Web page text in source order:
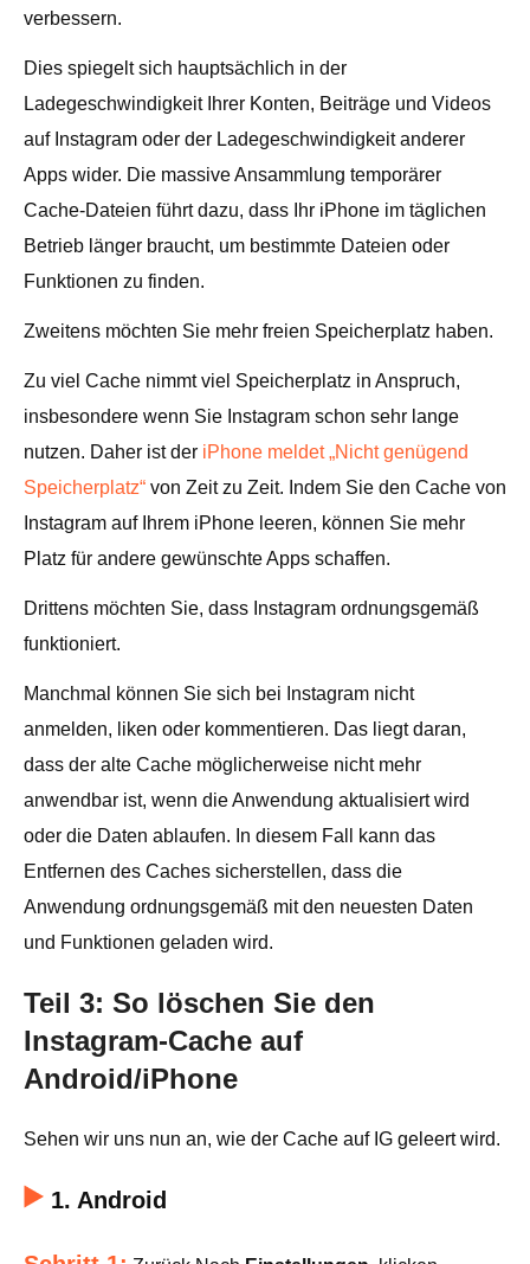
verbessern.
Dies spiegelt sich hauptsächlich in der
Ladegeschwindigkeit Ihrer Konten, Beiträge und Videos
auf Instagram oder der Ladegeschwindigkeit anderer
Apps wider. Die massive Ansammlung temporärer
Cache-Dateien führt dazu, dass Ihr iPhone im täglichen
Betrieb länger braucht, um bestimmte Dateien oder
Funktionen zu finden.
Zweitens möchten Sie mehr freien Speicherplatz haben.
Zu viel Cache nimmt viel Speicherplatz in Anspruch,
insbesondere wenn Sie Instagram schon sehr lange
nutzen. Daher ist der iPhone meldet „Nicht genügend
Speicherplatz“ von Zeit zu Zeit. Indem Sie den Cache von
Instagram auf Ihrem iPhone leeren, können Sie mehr
Platz für andere gewünschte Apps schaffen.
Drittens möchten Sie, dass Instagram ordnungsgemäß
funktioniert.
Manchmal können Sie sich bei Instagram nicht
anmelden, liken oder kommentieren. Das liegt daran,
dass der alte Cache möglicherweise nicht mehr
anwendbar ist, wenn die Anwendung aktualisiert wird
oder die Daten ablaufen. In diesem Fall kann das
Entfernen des Caches sicherstellen, dass die
Anwendung ordnungsgemäß mit den neuesten Daten
und Funktionen geladen wird.
Teil 3: So löschen Sie den
Instagram-Cache auf
Android/iPhone
Sehen wir uns nun an, wie der Cache auf IG geleert wird.
1. Android